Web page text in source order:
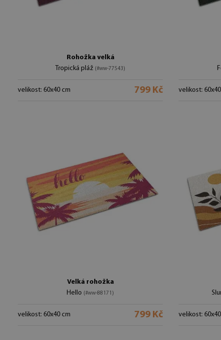
Rohožka velká
Tropická pláž (#ww-77543)
velikost: 60x40 cm 799 Kč velikost:
Velká rohožka
Hello (#ww-88171)
velikost: 60x40 cm 799 Kč velikost: